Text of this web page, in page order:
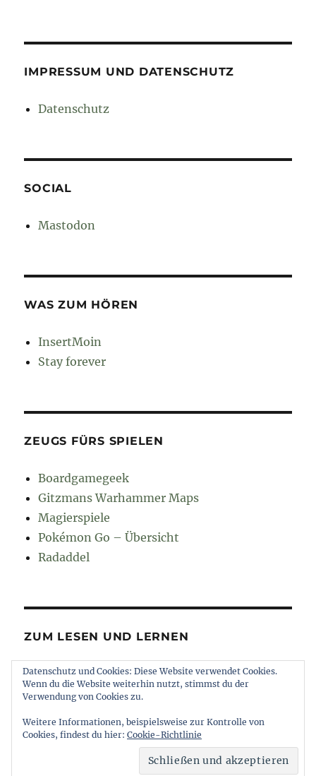
IMPRESSUM UND DATENSCHUTZ
Datenschutz
SOCIAL
Mastodon
WAS ZUM HÖREN
InsertMoin
Stay forever
ZEUGS FÜRS SPIELEN
Boardgamegeek
Gitzmans Warhammer Maps
Magierspiele
Pokémon Go – Übersicht
Radaddel
ZUM LESEN UND LERNEN
Euroncap
Tong
Impressum und Datenschutz
Stolz
Datenschutz und Cookies: Diese Website verwendet Cookies.
Wenn du die Website weiterhin nutzt, stimmst du der
Verwendung von Cookies zu.
Weitere Informationen, beispielsweise zur Kontrolle von
Cookies, findest du hier: Cookie-Richtlinie